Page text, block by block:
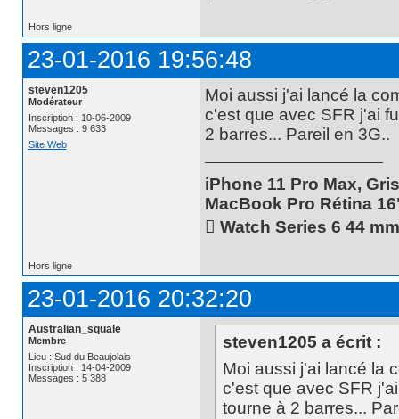
Hors ligne
23-01-2016 19:56:48
steven1205
Modérateur
Inscription : 10-06-2009
Messages : 9 633
Site Web
Moi aussi j'ai lancé la
c'est que avec SFR j'ai
2 barres... Pareil en 3G..
iPhone 11 Pro Max,
MacBook Pro Rétina
 Watch Series 6 44
Hors ligne
23-01-2016 20:32:20
Australian_squale
Membre
Lieu : Sud du Beaujolais
Inscription : 14-04-2009
Messages : 5 388
steven1205 a écrit :
Moi aussi j'ai lancé la
c'est que avec SFR
tourne à 2 barres...